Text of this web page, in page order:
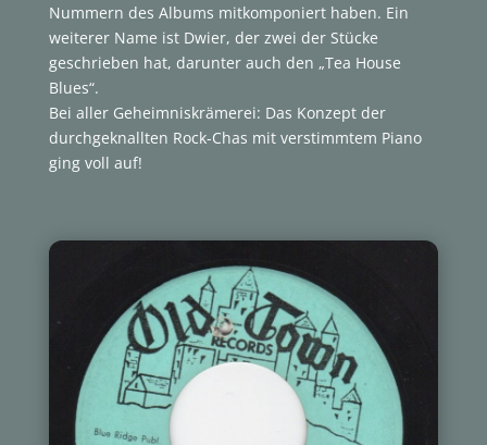
Nummern des Albums mitkomponiert haben. Ein
weiterer Name ist Dwier, der zwei der Stücke
geschrieben hat, darunter auch den „Tea House
Blues“.
Bei aller Geheimniskrämerei: Das Konzept der
durchgeknallten Rock-Chas mit verstimmtem Piano
ging voll auf!